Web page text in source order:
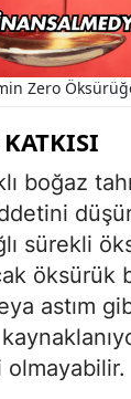
Zero
boğaz
sürekli
öksürük
astım
olmayabilir.